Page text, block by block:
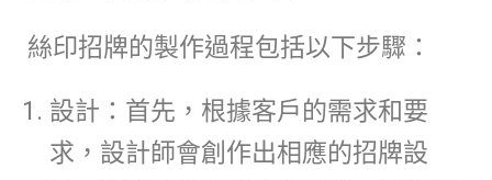
絲印招牌的製作過程包括以下步驟：
設計：首先，根據客戶的需求和要
求，設計師會創作出相應的招牌設